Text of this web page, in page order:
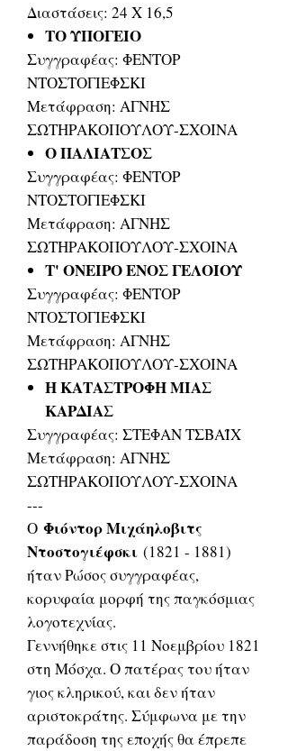
Διαστάσεις: 24 Χ 16,5
ΤΟ ΥΠΟΓΕΙΟ
Συγγραφέας: ΦΕΝΤΟΡ
ΝΤΟΣΤΟΓΙΕΦΣΚΙ
Μετάφραση: ΑΓΝΗΣ
ΣΩΤΗΡΑΚΟΠΟΥΛΟΥ-ΣΧΟΙΝΑ
Ο ΠΑΛΙΑΤΣΟΣ
Συγγραφέας: ΦΕΝΤΟΡ
ΝΤΟΣΤΟΓΙΕΦΣΚΙ
Μετάφραση: ΑΓΝΗΣ
ΣΩΤΗΡΑΚΟΠΟΥΛΟΥ-ΣΧΟΙΝΑ
Τ' ΟΝΕΙΡΟ ΕΝΟΣ ΓΕΛΟΙΟΥ
Συγγραφέας: ΦΕΝΤΟΡ
ΝΤΟΣΤΟΓΙΕΦΣΚΙ
Μετάφραση: ΑΓΝΗΣ
ΣΩΤΗΡΑΚΟΠΟΥΛΟΥ-ΣΧΟΙΝΑ
Η ΚΑΤΑΣΤΡΟΦΗ ΜΙΑΣ
ΚΑΡΔΙΑΣ
Συγγραφέας: ΣΤΕΦΑΝ ΤΣΒΑΪΧ
Μετάφραση: ΑΓΝΗΣ
ΣΩΤΗΡΑΚΟΠΟΥΛΟΥ-ΣΧΟΙΝΑ
---
Ο Φιόντορ Μιχάηλοβιτς
Ντοστογιέφσκι (1821 - 1881)
ήταν Ρώσος συγγραφέας,
κορυφαία μορφή της παγκόσμιας
λογοτεχνίας.
Γεννήθηκε στις 11 Νοεμβρίου 1821
στη Μόσχα. Ο πατέρας του ήταν
γιος κληρικού, και δεν ήταν
αριστοκράτης. Σύμφωνα με την
παράδοση της εποχής θα έπρεπε